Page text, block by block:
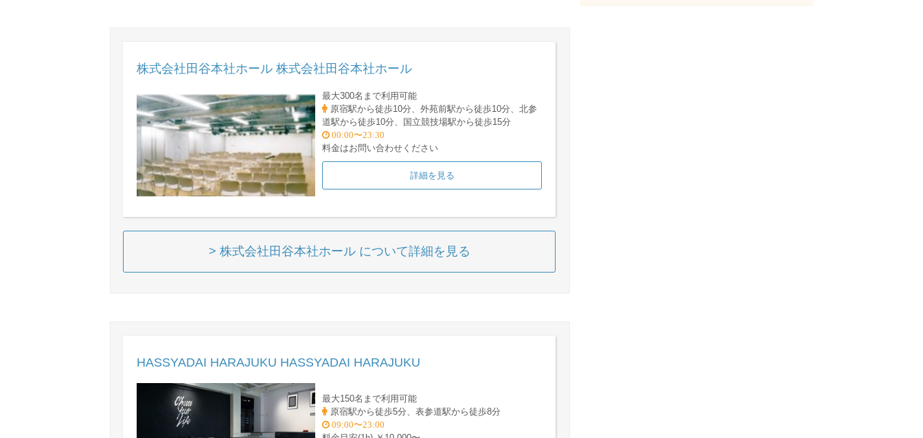
株式会社田谷本社ホール 株式会社田谷本社ホール
最大300名まで利用可能
原宿駅から徒歩10分、外苑前駅から徒歩10分、北参
道駅から徒歩10分、国立競技場駅から徒歩15分
00:00〜23:30
料金はお問い合わせください
詳細を見る
> 株式会社田谷本社ホール について詳細を見る
HASSYADAI HARAJUKU HASSYADAI HARAJUKU
最大150名まで利用可能
原宿駅から徒歩5分、表参道駅から徒歩8分
09:00〜23:00